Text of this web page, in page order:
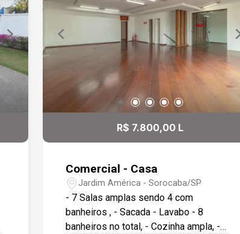
R$ 7.800,00 L
Comercial - Casa
Jardim América - Sorocaba/SP
- 7 Salas amplas sendo 4 com
banheiros , - Sacada - Lavabo - 8
banheiros no total, - Cozinha ampla, -